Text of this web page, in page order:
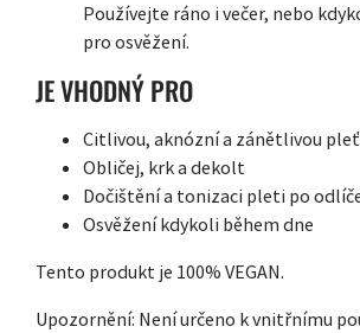
Používejte ráno i večer, nebo
pro osvěžení.
JE VHODNÝ PRO
Citlivou, aknózní a zánětlivou pleť
Obličej, krk a dekolt
Dočištění a tonizaci pleti po
Osvěžení kdykoli během dne
Tento produkt je 100% VEGAN.
Upozornění: Není určeno k vnitřnímu